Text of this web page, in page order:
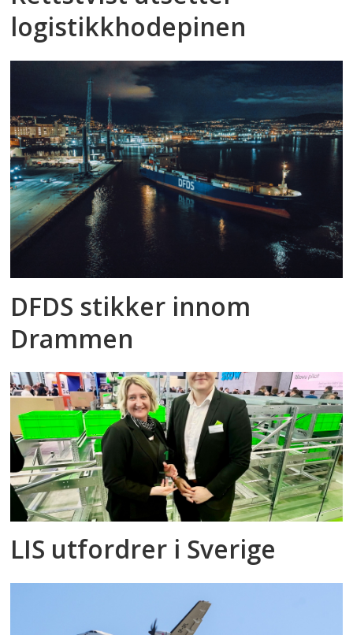
logistikkhodepinen
DFDS stikker innom
Drammen
LIS utfordrer i Sverige